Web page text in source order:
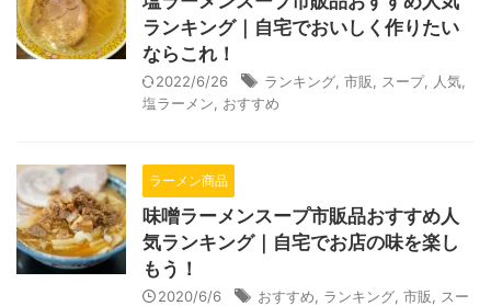
ランキング｜自宅でおいしく作りたい
ならこれ！
2022/6/26 ランキング 市販 スープ, 人気
塩ラーメン
おすすめ
ラーメン商品
味噌ラーメンスープ市販品おすすめ人
気ランキング｜自宅でお店の味を楽し
もう！
2020/6/6 おすすめ ランキング 市販
スー